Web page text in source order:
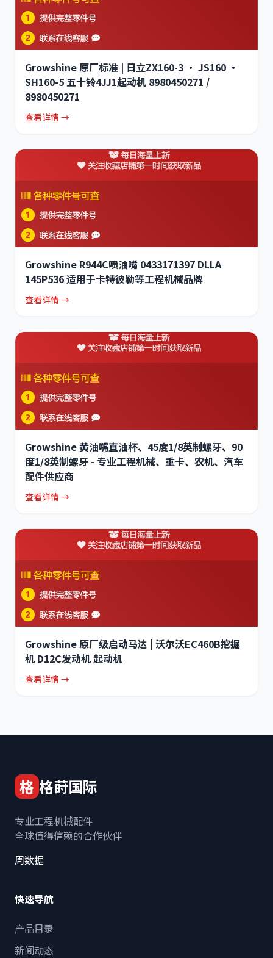
Growshine 原厂标准 | 日立ZX160-3 · JS160 ·
SH160-5 五十铃4JJ1起动机 8980450271 /
8980450271
查看详情 →
Growshine R944C喷油嘴 0433171397 DLLA
145P536 适用于卡特彼勒等工程机械品牌
查看详情 →
Growshine 黄油嘴直油杯、45度1/8英制螺牙、90
度1/8英制螺牙 - 专业工程机械、重卡、农机、汽车
配件供应商
查看详情 →
Growshine 原厂级启动马达 | 沃尔沃EC460B挖掘
机 D12C发动机 起动机
查看详情 →
格 格莳国际
专业工程机械配件
全球值得信赖的合作伙伴
周数据
快速导航
产品目录
新闻动态